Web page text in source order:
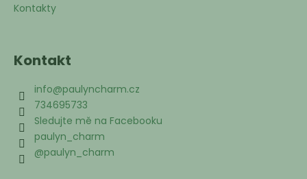
Kontakty
Kontakt
info@paulyncharm.cz
734695733
Sledujte mě na Facebooku
paulyn_charm
@paulyn_charm